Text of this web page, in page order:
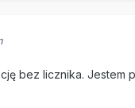
bez licznika. Jestem